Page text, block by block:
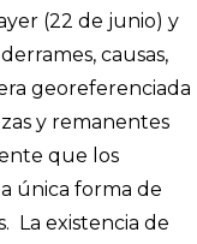
(22 de junio) y
causas,
georeferenciada
y remanentes
que los
única forma de
La existencia de